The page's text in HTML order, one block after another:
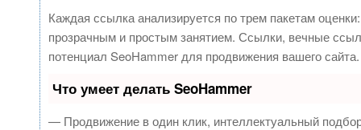
Каждая ссылка анализируется по трем пакетам
прозрачным и простым занятием. Ссылки, вечные
потенциал SeoHammer для продвижения вашего сайта.
Что умеет делать SeoHammer
— Продвижение в один клик, интеллектуальный